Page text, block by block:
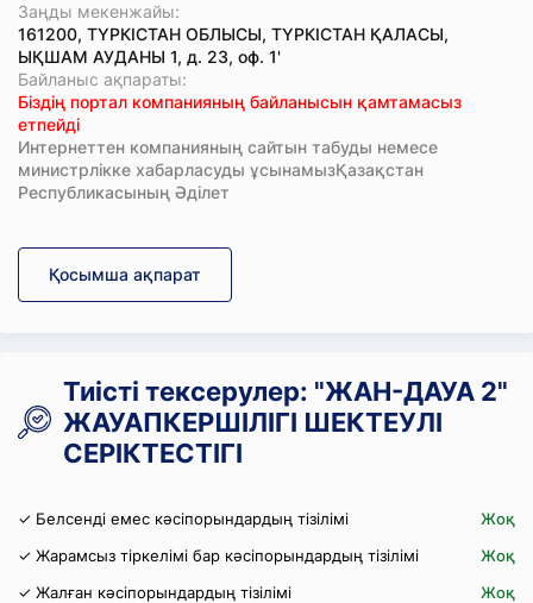
Заңды мекенжайы:
161200, ТҮРКІСТАН ОБЛЫСЫ, ТҮРКІСТАН ҚАЛАСЫ,
ЫҚШАМ АУДАНЫ 1, д. 23, оф. 1'
Байланыс ақпараты:
Біздің портал компанияның байланысын қамтамасыз
етпейді
Интернеттен компанияның сайтын табуды немесе
министрлікке хабарласуды ұсынамызҚазақстан
Республикасының Әділет
Қосымша ақпарат
Тиісті тексерулер: "ЖАН-ДАУА 2"
ЖАУАПКЕРШІЛІГІ ШЕКТЕУЛІ
СЕРІКТЕСТІГІ
✓ Белсенді емес кәсіпорындардың тізілімі
Жоқ
✓ Жарамсыз тіркелімі бар кәсіпорындардың тізілімі
Жоқ
✓ Жалған кәсіпорындардың тізілімі
Жоқ